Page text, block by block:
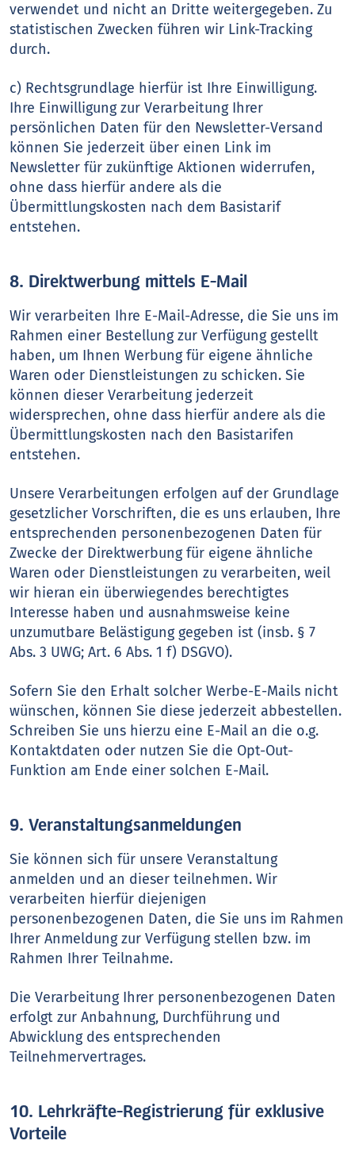
verwendet und nicht an Dritte weitergegeben. Zu
statistischen Zwecken führen wir Link-Tracking
durch.
c) Rechtsgrundlage hierfür ist Ihre Einwilligung.
Ihre Einwilligung zur Verarbeitung Ihrer
persönlichen Daten für den Newsletter-Versand
können Sie jederzeit über einen Link im
Newsletter für zukünftige Aktionen widerrufen,
ohne dass hierfür andere als die
Übermittlungskosten nach dem Basistarif
entstehen.
8. Direktwerbung mittels E-Mail
Wir verarbeiten Ihre E-Mail-Adresse, die Sie uns im
Rahmen einer Bestellung zur Verfügung gestellt
haben, um Ihnen Werbung für eigene ähnliche
Waren oder Dienstleistungen zu schicken. Sie
können dieser Verarbeitung jederzeit
widersprechen, ohne dass hierfür andere als die
Übermittlungskosten nach den Basistarifen
entstehen.
Unsere Verarbeitungen erfolgen auf der Grundlage
gesetzlicher Vorschriften, die es uns erlauben, Ihre
entsprechenden personenbezogenen Daten für
Zwecke der Direktwerbung für eigene ähnliche
Waren oder Dienstleistungen zu verarbeiten, weil
wir hieran ein überwiegendes berechtigtes
Interesse haben und ausnahmsweise keine
unzumutbare Belästigung gegeben ist (insb. § 7
Abs. 3 UWG; Art. 6 Abs. 1 f) DSGVO).
Sofern Sie den Erhalt solcher Werbe-E-Mails nicht
wünschen, können Sie diese jederzeit abbestellen.
Schreiben Sie uns hierzu eine E-Mail an die o.g.
Kontaktdaten oder nutzen Sie die Opt-Out-
Funktion am Ende einer solchen E-Mail.
9. Veranstaltungsanmeldungen
Sie können sich für unsere Veranstaltung
anmelden und an dieser teilnehmen. Wir
verarbeiten hierfür diejenigen
personenbezogenen Daten, die Sie uns im Rahmen
Ihrer Anmeldung zur Verfügung stellen bzw. im
Rahmen Ihrer Teilnahme.
Die Verarbeitung Ihrer personenbezogenen Daten
erfolgt zur Anbahnung, Durchführung und
Abwicklung des entsprechenden
Teilnehmervertrages.
10. Lehrkräfte-Registrierung für exklusive
Vorteile